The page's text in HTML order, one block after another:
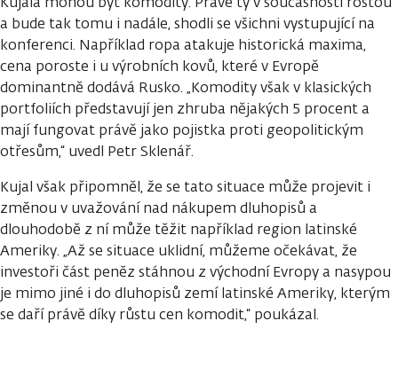
a bude tak tomu i nadále, shodli se všichni vystupující na
konferenci. Například ropa atakuje historická maxima,
cena poroste i u výrobních kovů, které v Evropě
dominantně dodává Rusko. „Komodity však v klasických
portfoliích představují jen zhruba nějakých 5 procent a
mají fungovat právě jako pojistka proti geopolitickým
otřesům,“ uvedl Petr Sklenář.
Kujal však připomněl, že se tato situace může projevit i
změnou v uvažování nad nákupem dluhopisů a
dlouhodobě z ní může těžit například region latinské
Ameriky. „Až se situace uklidní, můžeme očekávat, že
investoři část peněz stáhnou z východní Evropy a nasypou
je mimo jiné i do dluhopisů zemí latinské Ameriky, kterým
se daří právě díky růstu cen komodit,“ poukázal.